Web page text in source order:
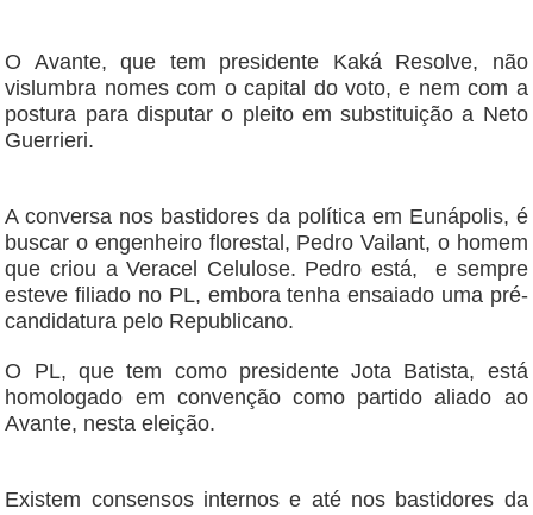
O Avante, que tem presidente Kaká Resolve, não
vislumbra nomes com o capital do voto, e nem com a
postura para disputar o pleito em substituição a Neto
Guerrieri.
A conversa nos bastidores da política em Eunápolis, é
buscar o engenheiro florestal, Pedro Vailant, o homem
que criou a Veracel Celulose. Pedro está, e sempre
esteve filiado no PL, embora tenha ensaiado uma pré-
candidatura pelo Republicano.
O PL, que tem como presidente Jota Batista, está
homologado em convenção como partido aliado ao
Avante, nesta eleição.
Existem consensos internos e até nos bastidores da